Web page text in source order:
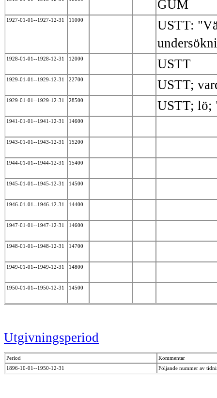
GUM
1927-01-01--1927-12-31 11000
USTT:
1928-01-01--1928-12-31 12000 USTT
1929-01-01--1929-12-31 22700 USTT;
1929-01-01--1929-12-31 28500 USTT; lö;
1941-01-01--1941-12-31 14600
1943-01-01--1943-12-31 15200
1944-01-01--1944-12-31 15400
1945-01-01--1945-12-31 14500
1946-01-01--1946-12-31 14400
1947-01-01--1947-12-31 14600
1948-01-01--1948-12-31 14700
1949-01-01--1949-12-31 14800
1950-01-01--1950-12-31 14500
Utgivningsperiod
Period
Kommentar
1896-10-01--1950-12-31
Följande nummer av